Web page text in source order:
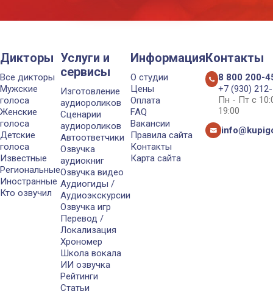
Дикторы
Все дикторы
Мужские
голоса
Женские
голоса
Детские
голоса
Известные
Региональные
Иностранные
Кто озвучил
Услуги и
сервисы
Изготовление
аудиороликов
Сценарии
аудиороликов
Автоответчики
Озвучка
аудиокниг
Озвучка видео
Аудиогиды /
Аудиоэкскурсии
Озвучка игр
Перевод /
Локализация
Хрономер
Школа вокала
ИИ озвучка
Рейтинги
Статьи
Информация
О студии
Цены
Оплата
FAQ
Вакансии
Правила сайта
Контакты
Карта сайта
Контакты
8 800 200-
+7 (930)
Пн - Пт с
19:00